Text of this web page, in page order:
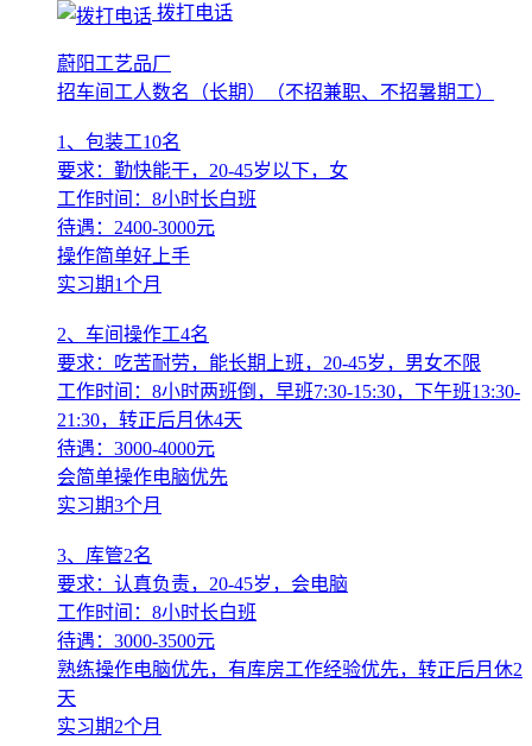
拨打电话
蔚阳工艺品厂
招车间工人数名（长期）（不招兼职、不招暑期工）
1、包装工10名
要求：勤快能干，20-45岁以下，女
工作时间：8小时长白班
待遇：2400-3000元
操作简单好上手
实习期1个月
2、车间操作工4名
要求：吃苦耐劳，能长期上班，20-45岁，男女不限
工作时间：8小时两班倒，早班7:30-15:30，下午班13:30-
21:30，转正后月休4天
待遇：3000-4000元
会简单操作电脑优先
实习期3个月
3、库管2名
要求：认真负责，20-45岁，会电脑
工作时间：8小时长白班
待遇：3000-3500元
熟练操作电脑优先，有库房工作经验优先，转正后月休2
天
实习期2个月